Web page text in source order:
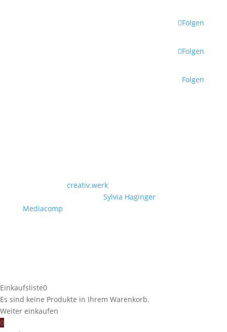
Folgen
Folgen
Folgen
creativ.werk| Powered by Christian
Sylvia Haginger| Video by
Mediacomp
Einkaufsliste0
Es sind keine Produkte in Ihrem Warenkorb.
Weiter einkaufen
0